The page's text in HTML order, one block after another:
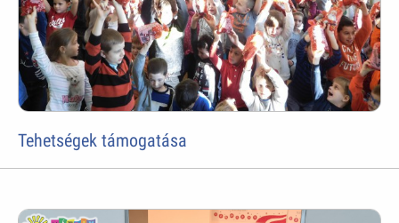
Tehetségek támogatása